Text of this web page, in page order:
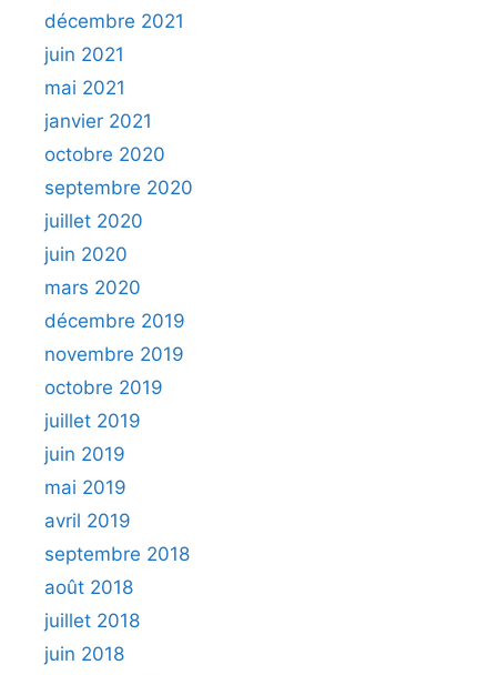
décembre 2021
juin 2021
mai 2021
janvier 2021
octobre 2020
septembre 2020
juillet 2020
juin 2020
mars 2020
décembre 2019
novembre 2019
octobre 2019
juillet 2019
juin 2019
mai 2019
avril 2019
septembre 2018
août 2018
juillet 2018
juin 2018